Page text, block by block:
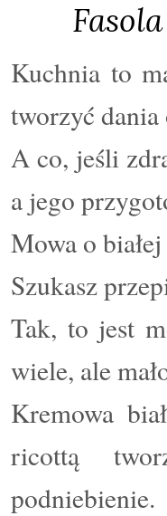
Kuchnia to
tworzyć dania
A co, jeśli
a jego
Mowa o
Szukasz
Tak, to jest
wiele, ale
Kremowa
ricottą
podniebienie.